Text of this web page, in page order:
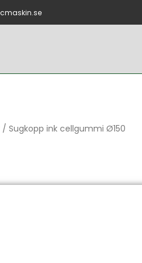
/ Sugkopp ink cellgummi Ø150